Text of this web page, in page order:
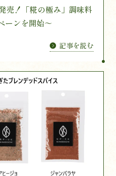
売！「糀の極み」調味料
ーンを開始～
記事を読む